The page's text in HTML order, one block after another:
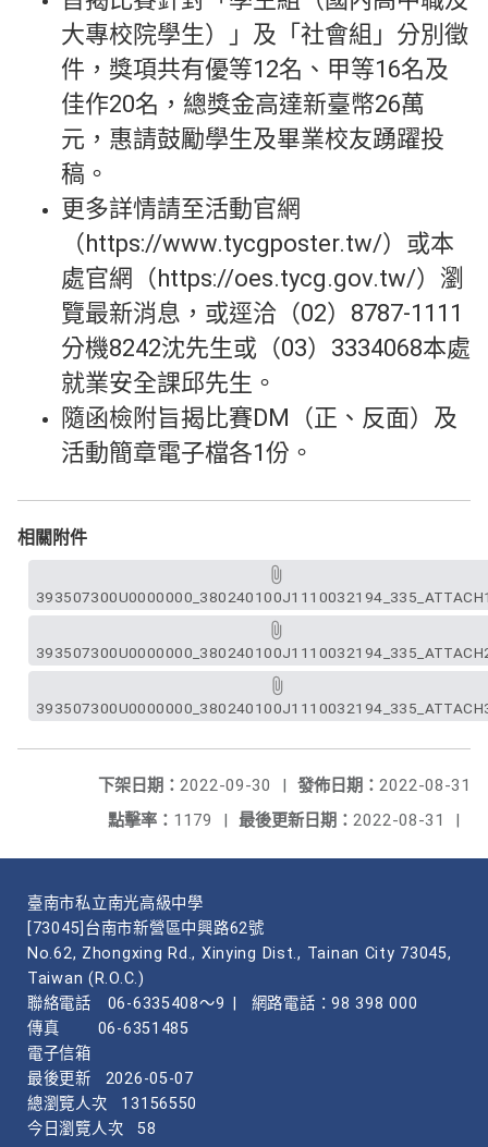
大專校院學生）」及「社會組」分別徵
件，獎項共有優等12名、甲等16名及
佳作20名，總獎金高達新臺幣26萬
元，惠請鼓勵學生及畢業校友踴躍投
稿。
更多詳情請至活動官網
（https://www.tycgposter.tw/）或本
處官網（https://oes.tycg.gov.tw/）瀏
覽最新消息，或逕洽（02）8787-1111
分機8242沈先生或（03）3334068本處
就業安全課邱先生。
隨函檢附旨揭比賽DM（正、反面）及
活動簡章電子檔各1份。
相關附件
發佈日期： 2022-08-31
下架日期： 2022-09-30
|
最後更新日期： 2022-08-31 |
點擊率： 1179 |
臺南市私立南光高級中學
[73045]台南市新營區中興路62號
No.62, Zhongxing Rd., Xinying Dist., Tainan City 73045,
Taiwan (R.O.C.)
聯絡電話
06-6335408～9
網路電話：98 398 000
傳真
06-6351485
電子信箱
最後更新
2026-05-07
總瀏覽人次
13156550
今日瀏覽人次
58